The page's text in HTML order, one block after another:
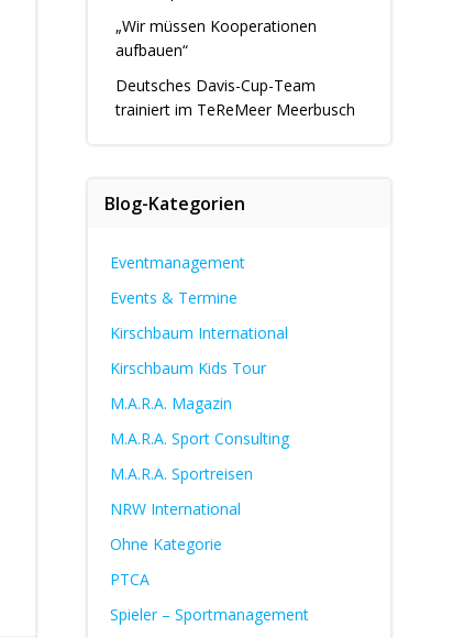
„Wir müssen Kooperationen
aufbauen“
Deutsches Davis-Cup-Team
trainiert im TeReMeer Meerbusch
Blog-Kategorien
Eventmanagement
Events & Termine
Kirschbaum International
Kirschbaum Kids Tour
M.A.R.A. Magazin
M.A.R.A. Sport Consulting
M.A.R.A. Sportreisen
NRW International
Ohne Kategorie
PTCA
Spieler – Sportmanagement